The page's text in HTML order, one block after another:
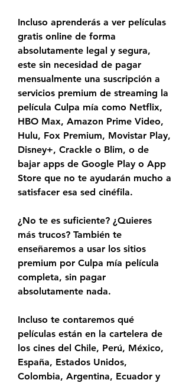
Incluso aprenderás a ver películas
gratis online de forma
absolutamente legal y segura,
este sin necesidad de pagar
mensualmente una suscripción a
servicios premium de streaming la
película Culpa mía como Netflix,
HBO Max, Amazon Prime Video,
Hulu, Fox Premium, Movistar Play,
Disney+, Crackle o Blim, o de
bajar apps de Google Play o App
Store que no te ayudarán mucho a
satisfacer esa sed cinéfila.
¿No te es suficiente? ¿Quieres
más trucos? También te
enseñaremos a usar los sitios
premium por Culpa mía película
completa, sin pagar
absolutamente nada.
Incluso te contaremos qué
películas están en la cartelera de
los cines del Chile, Perú, México,
España, Estados Unidos,
Colombia, Argentina, Ecuador y